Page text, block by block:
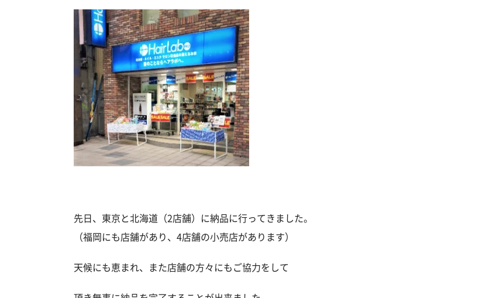
先日、東京と北海道（2店舗）に納品に行ってきました。
（福岡にも店舗があり、4店舗の小売店があります）
天候にも恵まれ、また店舗の方々にもご協力をして